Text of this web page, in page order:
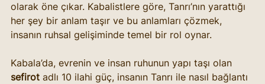
olarak öne çıkar. Kabalistlere göre, Tanrı’nın yarattığı
her şey bir anlam taşır ve bu anlamları çözmek,
insanın ruhsal gelişiminde temel bir rol oynar.
Kabala’da, evrenin ve insan ruhunun yapı taşı olan
sefirot adlı 10 ilahi güç, insanın Tanrı ile nasıl bağlantı